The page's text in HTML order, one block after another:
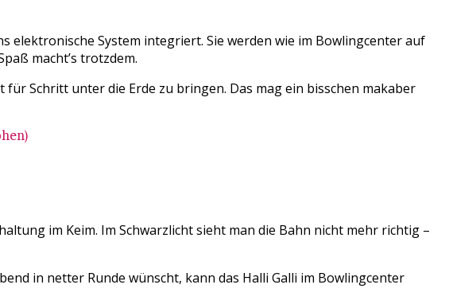
elektronische System integriert. Sie werden wie im Bowlingcenter auf
macht’s trotzdem.
für Schritt unter die Erde zu bringen. Das mag ein bisschen makaber
im Keim. Im Schwarzlicht sieht man die Bahn nicht mehr richtig –
in netter Runde wünscht, kann das Halli Galli im Bowlingcenter